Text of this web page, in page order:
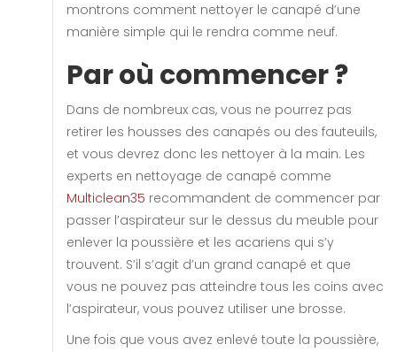
montrons comment nettoyer le canapé d’une
manière simple qui le rendra comme neuf.
Par où commencer ?
Dans de nombreux cas, vous ne pourrez pas
retirer les housses des canapés ou des fauteuils,
et vous devrez donc les nettoyer à la main. Les
experts en nettoyage de canapé comme
Multiclean35 recommandent de commencer par
passer l’aspirateur sur le dessus du meuble pour
enlever la poussière et les acariens qui s’y
trouvent. S’il s’agit d’un grand canapé et que
vous ne pouvez pas atteindre tous les coins avec
l’aspirateur, vous pouvez utiliser une brosse.
Une fois que vous avez enlevé toute la poussière,